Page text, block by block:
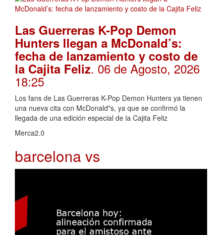
Las Guerreras K-Pop Demon
Hunters llegan a McDonald’s:
fecha de lanzamiento y costo de
la Cajita Feliz. 06 de Agosto, 2026
18:25
Los fans de Las Guerreras K-Pop Demon Hunters ya tienen
una nueva cita con McDonald"s, ya que se confirmó la
llegada de una edición especial de la Cajita Feliz
Merca2.0
barcelona vs